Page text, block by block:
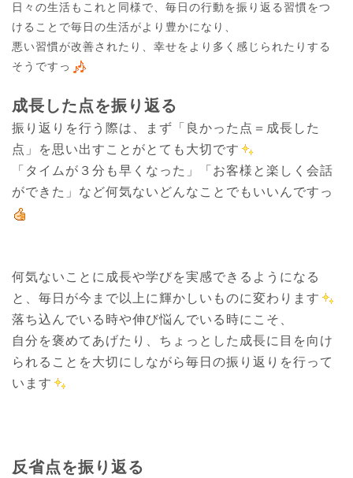
日々の生活もこれと同様で、毎日の行動を振り返る習慣をつ
けることで毎日の生活がより豊かになり、
悪い習慣が改善されたり、幸せをより多く感じられたりする
そうですっ
振り返りを行う際は、まず「良かった点＝成長した
点」を思い出すことがとても大切です
「タイムが３分も早くなった」「お客様と楽しく会話
ができた」など何気ないどんなことでもいいんですっ
何気ないことに成長や学びを実感できるようになる
と、毎日が今まで以上に輝かしいものに変わります
落ち込んでいる時や伸び悩んでいる時にこそ、
自分を褒めてあげたり、ちょっとした成長に目を向け
られることを大切にしながら毎日の振り返りを行って
います
反省点を振り返る